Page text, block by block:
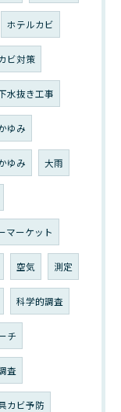
ホテルカビ
ビ対策
水抜き工事
ゆみ
ゆみ 大雨
マーケット
空気 測定
科学的調査
チ
査
カビ予防